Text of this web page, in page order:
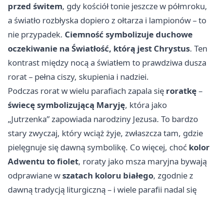
przed świtem, gdy kościół tonie jeszcze w półmroku,
a światło rozbłyska dopiero z ołtarza i lampionów – to
nie przypadek. Ciemność symbolizuje duchowe
oczekiwanie na Światłość, którą jest Chrystus. Ten
kontrast między nocą a światłem to prawdziwa dusza
rorat – pełna ciszy, skupienia i nadziei.
Podczas rorat w wielu parafiach zapala się roratkę–
świecę symbolizującą Maryję, która jako
„Jutrzenka” zapowiada narodziny Jezusa. To bardzo
stary zwyczaj, który wciąż żyje, zwłaszcza tam, gdzie
pielęgnuje się dawną symbolikę. Co więcej, choć kolor
Adwentu to fiolet, roraty jako msza maryjna bywają
odprawiane wszatach koloru białego, zgodnie z
dawną tradycją liturgiczną – i wiele parafii nadal się